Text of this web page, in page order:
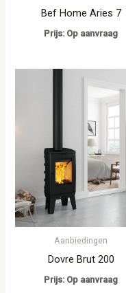
Bef Home Aries 7
Prijs: Op aanvraag
Aanbiedingen
Dovre Brut 200
Prijs: Op aanvraag